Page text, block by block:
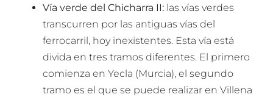
Vía verde del Chicharra II: las vías verdes
transcurren por las antiguas vías del
ferrocarril, hoy inexistentes. Esta vía está
divida en tres tramos diferentes. El primero
comienza en Yecla (Murcia), el segundo
tramo es el que se puede realizar en Villena